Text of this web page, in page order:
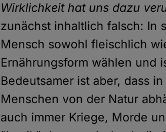
Wirklichkeit hat uns dazu
zunächst inhaltlich falsch: In
Mensch sowohl fleischlich
Ernährungsform wählen und
Bedeutsamer ist aber, dass
Menschen von der Natur
auch immer Kriege, Morde